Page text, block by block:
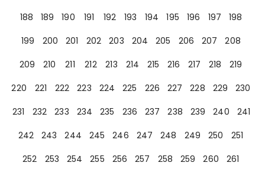
188
189 190 191 192 193 194 195 196 197
198
199
200 201 202 203 204 205 206 207
208
209
210 211 212 213 214 215 216 217 218
219
220
221 222 223 224 225 226 227 228 229
230
231
232 233 234 235 236 237 238 239 240
241
242
243 244 245 246 247 248 249 250
251
252
253 254 255 256 257 258 259 260
261